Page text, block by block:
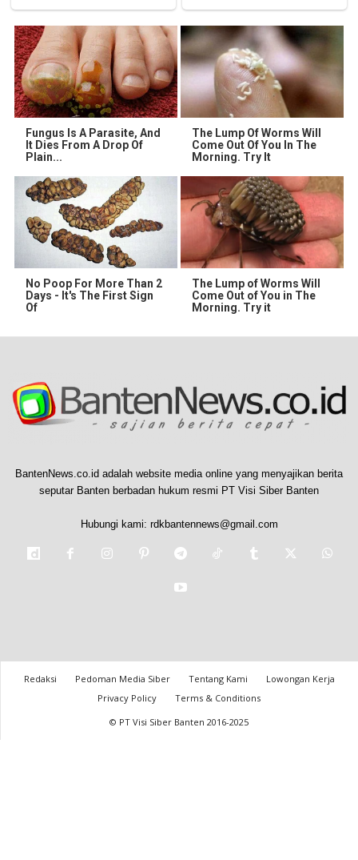
Fungus Is A Parasite, And
It Dies From A Drop Of
Plain...
The Lump Of Worms Will
Come Out Of You In The
Morning. Try It
No Poop For More Than 2
Days - It's The First Sign
Of
The Lump of Worms Will
Come Out of You in The
Morning. Try it
BantenNews.co.id adalah website media online yang menyajikan berita
seputar Banten berbadan hukum resmi PT Visi Siber Banten
Hubungi kami: rdkbantennews@gmail.com
Redaksi Pedoman Media Siber Tentang Kami
Lowongan Kerja
Privacy Policy
Terms & Conditions
© PT Visi Siber Banten 2016-2025